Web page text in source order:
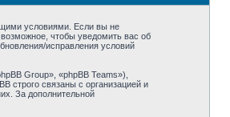
условиями. Если вы не
чтобы уведомить вас об
исправления условий
Group», «phpBB Teams»),
строго связаны с организацией и
За дополнительной